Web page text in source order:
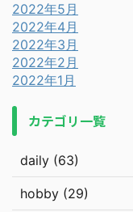
2022年5月
2022年4月
2022年3月
2022年2月
2022年1月
カテゴリ一覧
daily (63)
hobby (29)